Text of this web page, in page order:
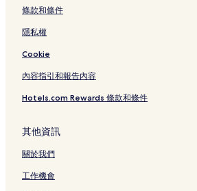
條款和條件
隱私權
Cookie
內容指引和報告內容
Hotels.com Rewards 條款和條件
其他資訊
關於我們
工作機會